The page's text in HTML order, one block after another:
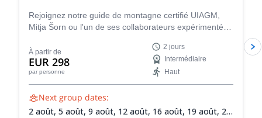
Rejoignez notre guide de montagne certifié UIAGM,
Mitja Šorn ou l'un de ses collaborateurs expérimentés
Triglav, le sommet le plus élevé de Slovénie et le cœur
du magnifique Parc National du Triglav.
À partir de
EUR 298
par personne
2 jours
Intermédiaire
Haut
Next group dates:
2 août, 5 août, 9 août, 12 août, 16 août, 19 août, 23